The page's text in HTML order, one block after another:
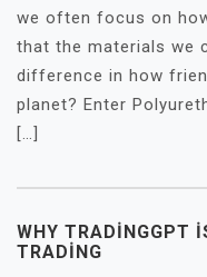
we often focus on
that the materials we
difference in how
planet? Enter
[…]
WHY TRADINGGPT
TRADING